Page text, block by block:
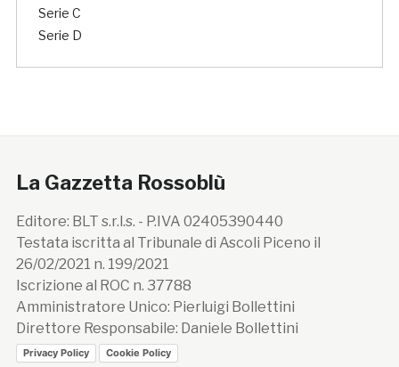
Serie C
Serie D
La Gazzetta Rossoblù
Editore: BLT s.r.l.s. - P.IVA 02405390440
Testata iscritta al Tribunale di Ascoli Piceno il
26/02/2021 n. 199/2021
Iscrizione al ROC n. 37788
Amministratore Unico: Pierluigi Bollettini
Direttore Responsabile: Daniele Bollettini
Privacy Policy Cookie Policy